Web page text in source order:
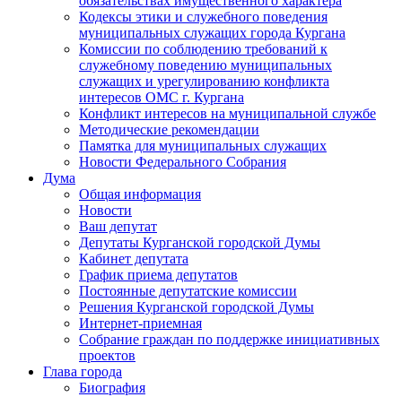
Кодексы этики и служебного поведения
муниципальных служащих города Кургана
Комиссии по соблюдению требований к
служебному поведению муниципальных
служащих и урегулированию конфликта
интересов ОМС г. Кургана
Конфликт интересов на муниципальной службе
Методические рекомендации
Памятка для муниципальных служащих
Новости Федерального Cобрания
Дума
Общая информация
Новости
Ваш депутат
Депутаты Курганской городской Думы
Кабинет депутата
График приема депутатов
Постоянные депутатские комиссии
Решения Курганской городской Думы
Интернет-приемная
Собрание граждан по поддержке инициативных
проектов
Глава города
Биография